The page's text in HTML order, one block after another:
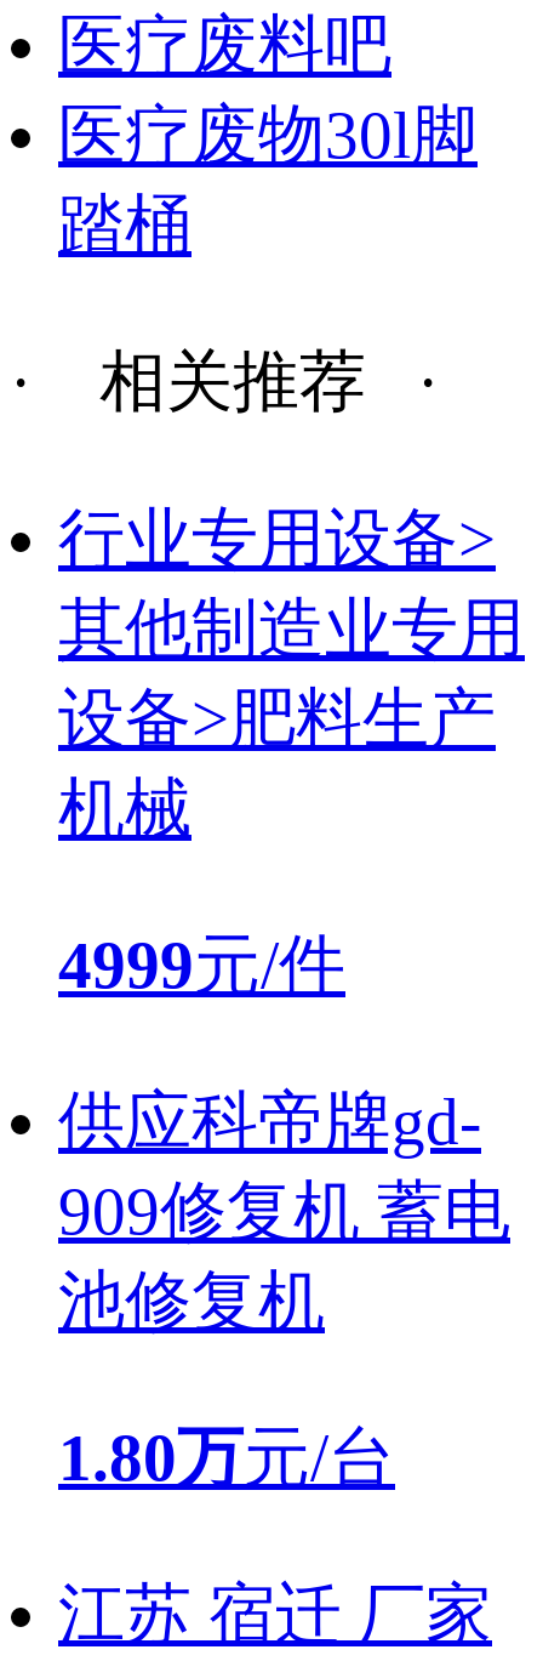
医疗废料吧
医疗废物30l脚
踏桶
· 相关推荐 ·
行业专用设备>
其他制造业专用
设备>肥料生产
机械
4999元/件
供应科帝牌gd-
909修复机 蓄电
池修复机
1.80万元/台
江苏 宿迁 厂家